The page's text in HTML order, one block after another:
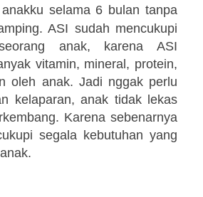
selama 6 bulan tanpa
ASI sudah mencukupi
anak, karena ASI
vitamin, mineral, protein,
oleh anak. Jadi nggak perlu
kelaparan, anak tidak lekas
Karena sebenarnya
segala kebutuhan yang